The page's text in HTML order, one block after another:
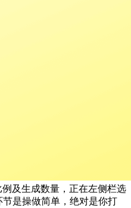
及生成数量，正在左侧栏选
是操做简单，绝对是你打